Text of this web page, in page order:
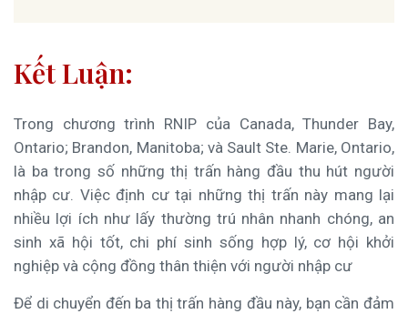
Kết Luận:
Trong chương trình RNIP của Canada, Thunder Bay,
Ontario; Brandon, Manitoba; và Sault Ste. Marie, Ontario,
là ba trong số những thị trấn hàng đầu thu hút người
nhập cư. Việc định cư tại những thị trấn này mang lại
nhiều lợi ích như lấy thường trú nhân nhanh chóng, an
sinh xã hội tốt, chi phí sinh sống hợp lý, cơ hội khởi
nghiệp và cộng đồng thân thiện với người nhập cư
Để di chuyển đến ba thị trấn hàng đầu này, bạn cần đảm